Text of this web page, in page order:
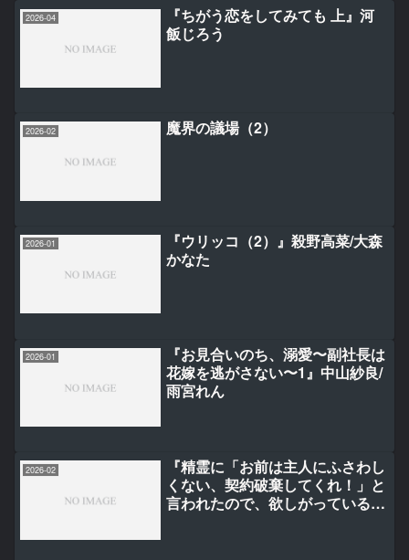
2026-04
『ちがう恋をしてみても 上』河
飯じろう
2026-02 魔界の議場（2）
2026-01
『ウリッコ（2）』殺野高菜/大森
かなた
2026-01
『お見合いのち、溺愛〜副社長は
花嫁を逃がさない〜1』中山紗良/
雨宮れん
2026-02
『精霊に「お前は主人にふさわし
くない、契約破棄してくれ！」と
言われたので、欲しがっている妹